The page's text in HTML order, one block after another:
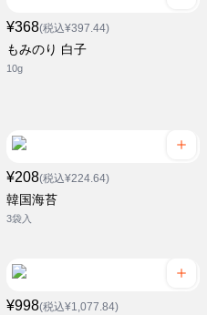
¥368(税込¥397.44)
もみのり 白子
10g
¥208(税込¥224.64)
韓国海苔
3袋入
¥998(税込¥1,077.84)